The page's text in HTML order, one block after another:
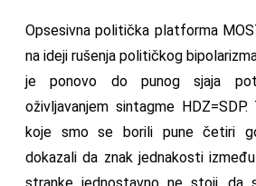
Opsesivna politička platforma
na ideji rušenja političkog
je ponovo do punog sjaja
oživljavanjem sintagme
koje smo se borili pune četiri
dokazali da znak jednakosti